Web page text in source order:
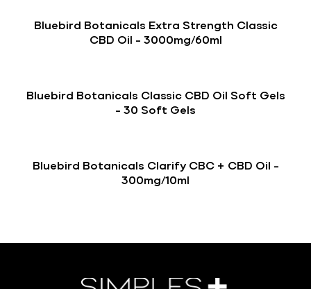
Bluebird Botanicals Extra Strength Classic
CBD Oil – 3000mg/60ml
Bluebird Botanicals Classic CBD Oil Soft Gels
– 30 Soft Gels
Bluebird Botanicals Clarify CBC + CBD Oil –
300mg/10ml